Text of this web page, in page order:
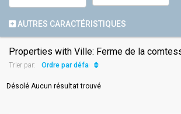
AUTRES CARACTÉRISTIQUES
Properties with Ville: Ferme de la
Trier par: Ordre par défaut
Désolé Aucun résultat trouvé